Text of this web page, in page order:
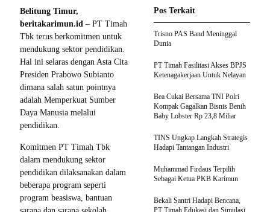
Belitung Timur,
beritakarimun.id – PT Timah
Tbk terus berkomitmen untuk
mendukung sektor pendidikan.
Hal ini selaras dengan Asta Cita
Presiden Prabowo Subianto
dimana salah satun pointnya
adalah Memperkuat Sumber
Daya Manusia melalui
pendidikan.
Komitmen PT Timah Tbk
dalam mendukung sektor
pendidikan dilaksanakan dalam
beberapa program seperti
program beasiswa, bantuan
Pos Terkait
Trisno PAS Band Meninggal
Dunia
PT Timah Fasilitasi Akses BPJS
Ketenagakerjaan Untuk Nelayan
Bea Cukai Bersama TNI Polri
Kompak Gagalkan Bisnis Benih
Baby Lobster Rp 23,8 Miliar
TINS Ungkap Langkah Strategis
Hadapi Tantangan Industri
Muhammad Firdaus Terpilih
Sebagai Ketua PKB Karimun
Bekali Santri Hadapi Bencana,
PT Timah Edukasi dan Simulasi